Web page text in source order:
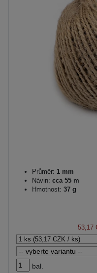
Průměr: 1 mm
Návin: cca 55 m
Hmotnost: 37 g
53,17
bal.